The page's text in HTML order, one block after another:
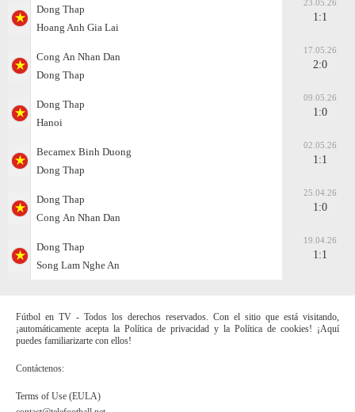
Dong Thap
Hoang Anh Gia Lai
23.05.26
1:1
Cong Аn Nhan Dan
Dong Thap
17.05.26
2:0
Dong Thap
Hanoi
09.05.26
1:0
Becamex Binh Duong
Dong Thap
02.05.26
1:1
Dong Thap
Cong Аn Nhan Dan
25.04.26
1:0
Dong Thap
Song Lam Nghe An
19.04.26
1:1
Fútbol en TV - Todos los derechos reservados. Con el sitio que está visitando,
¡automáticamente acepta la Política de privacidad y la Política de cookies! ¡Aquí
puedes familiarizarte con ellos!
Contáctenos:
Terms of Use (EULA)